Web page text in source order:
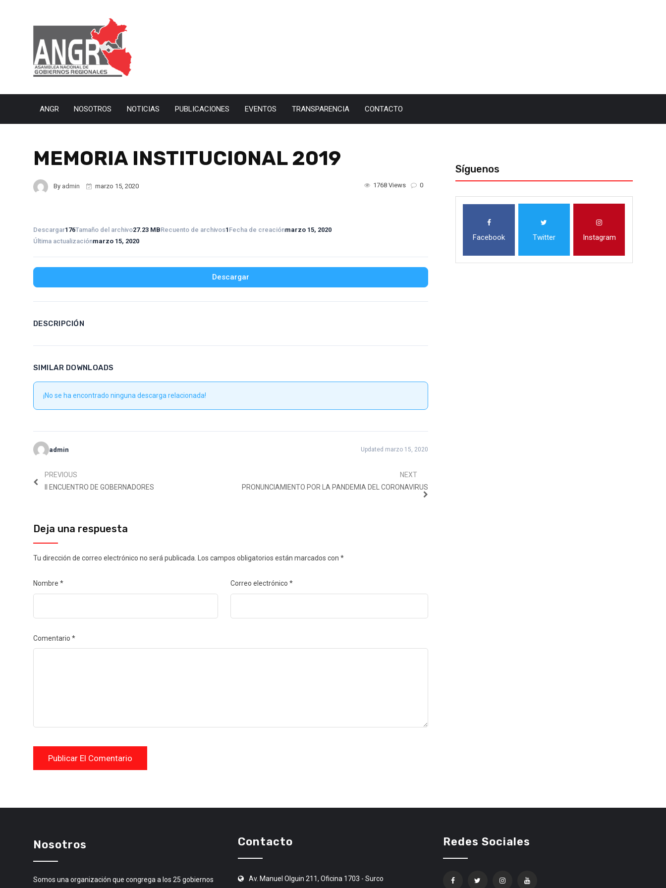
ANGR NOSOTROS NOTICIAS PUBLICACIONES EVENTOS TRANSPARENCIA CONTACTO
MEMORIA INSTITUCIONAL 2019
By admin marzo 15, 2020 0
1768 Views
Descargar176Tamaño del archivo27.23 MBRecuento de archivos1 Fecha de creaciónmarzo 15, 2020
Última actualizaciónmarzo 15, 2020
Descargar
DESCRIPCIÓN
SIMILAR DOWNLOADS
¡No se ha encontrado ninguna descarga relacionada!
admin Updated marzo 15, 2020
PREVIOUS
II ENCUENTRO DE GOBERNADORES
NEXT
PRONUNCIAMIENTO POR LA PANDEMIA DEL CORONAVIRUS
Deja una respuesta
Tu dirección de correo electrónico no será publicada. Los campos obligatorios están marcados con *
Nombre * Correo electrónico*
Comentario *
Síguenos
Facebook Twitter Instagram
Nosotros
Somos una organización que congrega a los 25 gobiernos
Contacto
Av. Manuel Olguin 211, Oficina 1703 - Surco
Redes Sociales